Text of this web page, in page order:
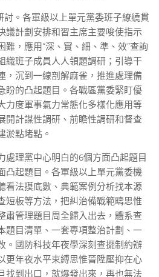
討。各軍級以上單元黨委班子繚繞貫
議計劃安排和習主席主要唆使指示
，應用“深、實、細、準、效”查詢
織班子成員人人領題調研；引導干
，沉到一線剖解麻雀，推進處理備
盼的凸起題目。各戰區黨委緊盯優
力度軍事氣力常態化多樣化應用等
開計謀性調研、前瞻性調研和督查
淤點堵點。
處理黨中心明白的6個方面凸起題目
凸起題目。各軍級以上單元黨委機
看法摸底數、典範案例分析找本源
短板等方法，把糾治備戰範疇思惟
肅管理題目周全歸入出去，體系查
題目清單、一套專項整治計劃、一
。國防科技年夜學深刻查擺制約辦
更年夜水平束縛思惟晉陞壓抑在心
找到出口，就爆發出來，再也無法